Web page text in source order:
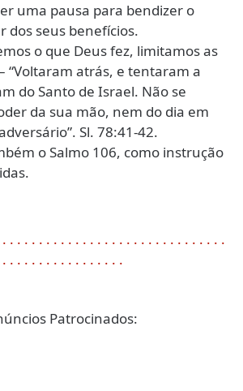
uma pausa para bendizer o
dos seus benefícios.
o que Deus fez, limitamos as
“Voltaram atrás, e tentaram a
do Santo de Israel. Não se
da sua mão, nem do dia em
Sl. 78:41-42.
o Salmo 106, como instrução
. . . . . . . . . . . . . . . . . . . . . . . . . . . . . . .
. . . . . . . . . . . . . . . . .
Patrocinados: